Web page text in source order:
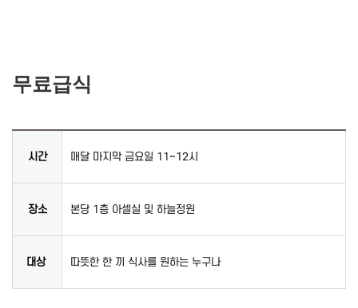
무료급식
시간 매달 마지막 금요일 11~12시
장소 본당 1층 아셀실 및 하늘정원
대상 따뜻한 한 끼 식사를 원하는 누구나